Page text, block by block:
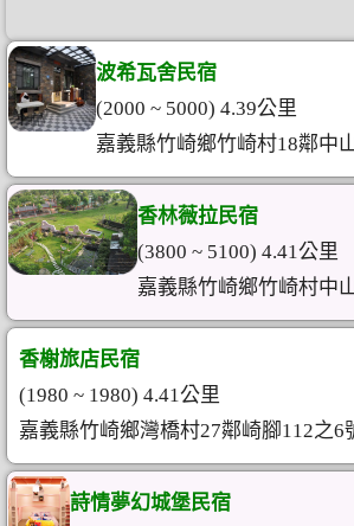
波希瓦舍民宿
(2000 ~ 5000) 4.39公里
嘉義縣竹崎鄉竹崎村18鄰中
香林薇拉民宿
(3800 ~ 5100) 4.41公里
嘉義縣竹崎鄉竹崎村中
香榭旅店民宿
(1980 ~ 1980) 4.41公里
嘉義縣竹崎鄉灣橋村27鄰崎腳112之6
詩情夢幻城堡民宿